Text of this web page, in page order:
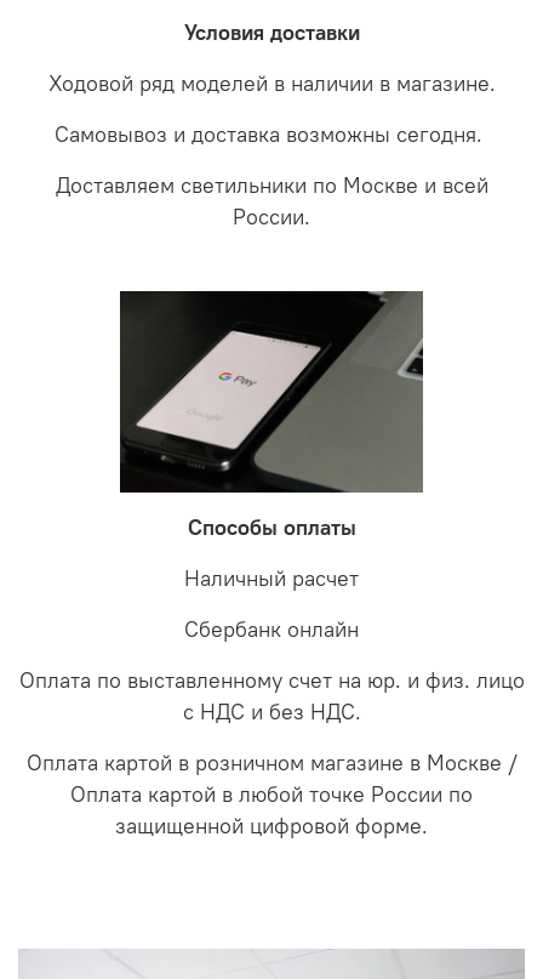
Условия доставки
Ходовой ряд моделей в наличии в магазине.
Самовывоз и доставка возможны сегодня.
Доставляем светильники по Москве и всей
России.
Способы оплаты
Наличный расчет
Сбербанк онлайн
Оплата по выставленному счет на юр. и физ. лицо
с НДС и без НДС.
Оплата картой в розничном магазине в Москве /
Оплата картой в любой точке России по
защищенной цифровой форме.